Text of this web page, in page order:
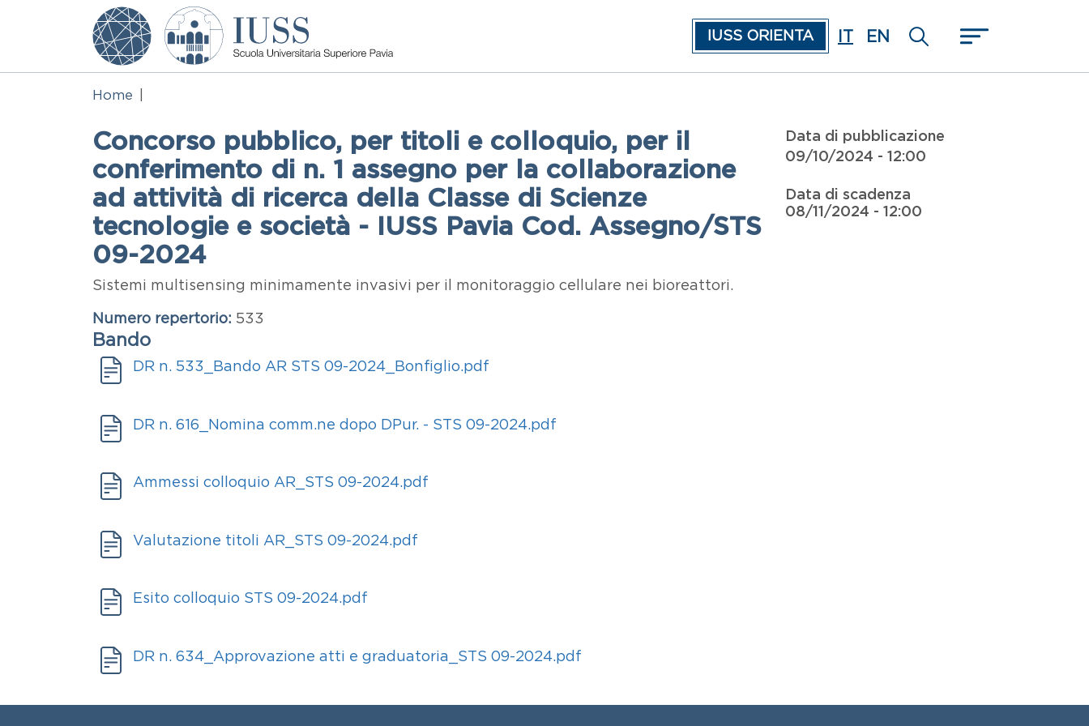
Salta al contenuto principale
IUSS ORIENTA
IT EN
Home
Concorso pubblico, per titoli e colloquio, per il
conferimento di n. 1 assegno per la collaborazione
ad attività di ricerca della Classe di Scienze
tecnologie e società - IUSS Pavia Cod. Assegno/STS
09-2024
Abstract
Sistemi multisensing minimamente invasivi per il monitoraggio cellulare nei bioreattori.
Numero repertorio 533
Bando
Bando
Documento
DR n. 533_Bando AR STS 09-2024_Bonfiglio.pdf
Documenti
Allegati
Documento
DR n. 616_Nomina comm.ne dopo DPur. - STS 09-2024.pdf
Allegati
Documento
Ammessi colloquio AR_STS 09-2024.pdf
Allegati
Documento
Valutazione titoli AR_STS 09-2024.pdf
Allegati
Documento
Esito colloquio STS 09-2024.pdf
Allegati
Documento
DR n. 634_Approvazione atti e graduatoria_STS 09-2024.pdf
Data di pubblicazione
09/10/2024 - 12:00
Data di scadenza
08/11/2024 - 12:00